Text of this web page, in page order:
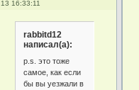
13 16:33:11
rabbitd12
написал(а):
p.s. это тоже
самое, как если
бы вы уезжали в